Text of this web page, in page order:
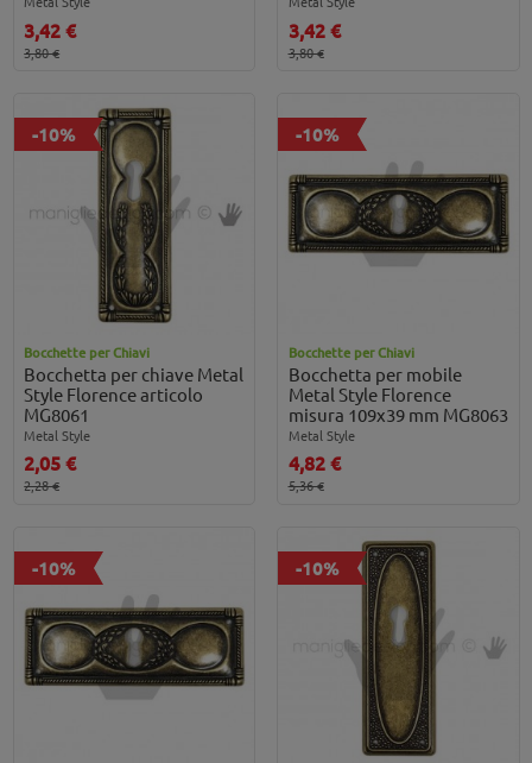
3,42 €
3,80 €
3,42 €
3,80 €
-10%
Bocchette per Chiavi
Bocchetta per chiave Metal
Style Florence articolo
MG8061
Metal Style
2,05 €
2,28 €
-10%
Bocchette per Chiavi
Bocchetta per mobile
Metal Style Florence
misura 109x39 mm MG8063
Metal Style
4,82 €
5,36 €
-10% -10%